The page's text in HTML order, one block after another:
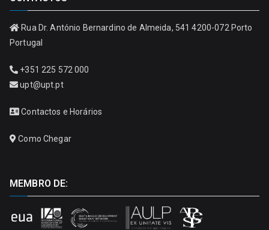
Rua Dr. António Bernardino de Almeida, 541 4200-072 Porto
Portugal
+351 225 572 000
upt@upt.pt
Contactos e Horários
Como Chegar
MEMBRO DE: